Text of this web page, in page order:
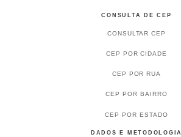
CONSULTA DE CEP
CONSULTAR CEP
CEP POR CIDADE
CEP POR RUA
CEP POR BAIRRO
CEP POR ESTADO
DADOS E METODOLOGIA